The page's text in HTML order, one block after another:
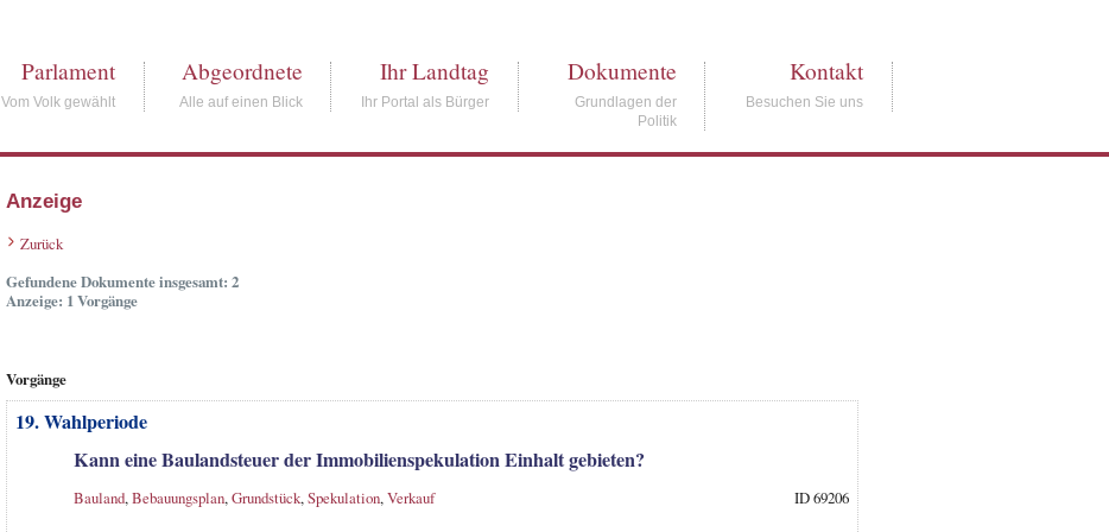
Parlament
Vom Volk gewählt
Abgeordnete
Alle auf einen Blick
Ihr Landtag
Ihr Portal als Bürger
Dokumente
Grundlagen der
Politik
Kontakt
Besuchen Sie uns
Anzeige
Zurück
Gefundene Dokumente insgesamt: 2
Anzeige: 1 Vorgänge
Vorgänge
19. Wahlperiode
Kann eine Baulandsteuer der Immobilienspekulation Einhalt gebieten?
Bauland,Bebauungsplan,Grundstück,Spekulation,Verkauf ID 69206